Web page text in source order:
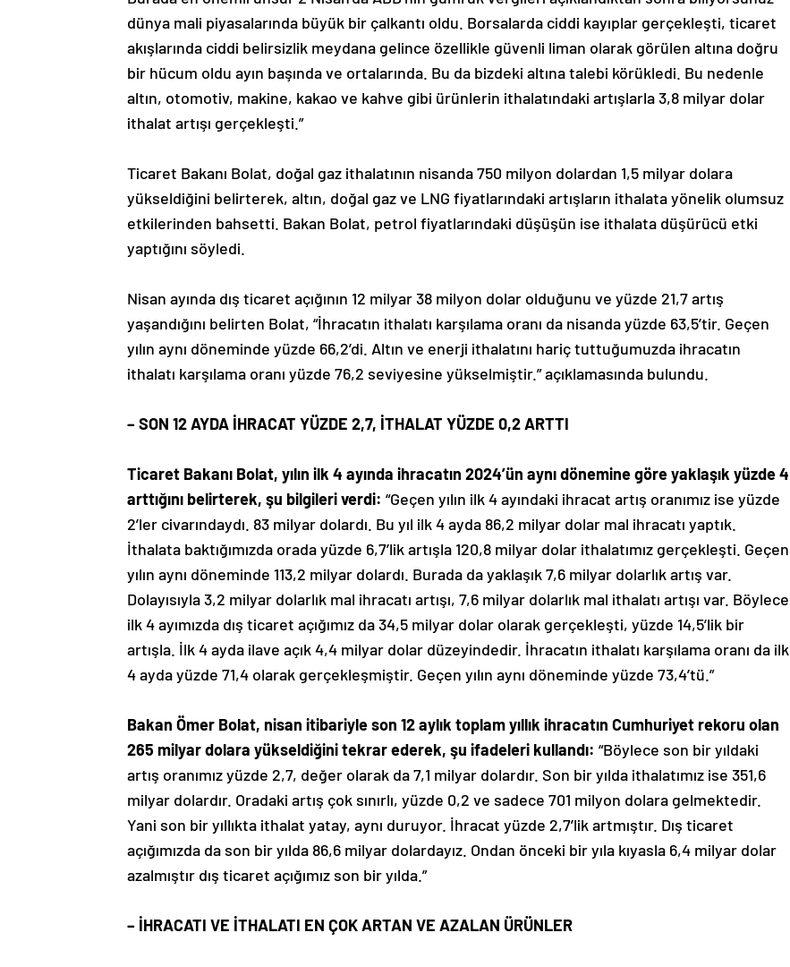
dünya mali piyasalarında büyük bir çalkantı oldu. Borsalarda ciddi kayıplar gerçekleşti, ticaret
akışlarında ciddi belirsizlik meydana gelince özellikle güvenli liman olarak görülen altına doğru
bir hücum oldu ayın başında ve ortalarında. Bu da bizdeki altına talebi körükledi. Bu nedenle
altın, otomotiv, makine, kakao ve kahve gibi ürünlerin ithalatındaki artışlarla 3,8 milyar dolar
ithalat artışı gerçekleşti.”
Ticaret Bakanı Bolat, doğal gaz ithalatının nisanda 750 milyon dolardan 1,5 milyar dolara
yükseldiğini belirterek, altın, doğal gaz ve LNG fiyatlarındaki artışların ithalata yönelik olumsuz
etkilerinden bahsetti. Bakan Bolat, petrol fiyatlarındaki düşüşün ise ithalata düşürücü etki
yaptığını söyledi.
Nisan ayında dış ticaret açığının 12 milyar 38 milyon dolar olduğunu ve yüzde 21,7 artış
yaşandığını belirten Bolat, “İhracatın ithalatı karşılama oranı da nisanda yüzde 63,5’tir. Geçen
yılın aynı döneminde yüzde 66,2’di. Altın ve enerji ithalatını hariç tuttuğumuzda ihracatın
ithalatı karşılama oranı yüzde 76,2 seviyesine yükselmiştir.” açıklamasında bulundu.
– SON 12 AYDA İHRACAT YÜZDE 2,7, İTHALAT YÜZDE 0,2 ARTTI
Ticaret Bakanı Bolat, yılın ilk 4 ayında ihracatın 2024’ün aynı dönemine göre yaklaşık yüzde 4
arttığını belirterek, şu bilgileri verdi: “Geçen yılın ilk 4 ayındaki ihracat artış oranımız ise yüzde
2’ler civarındaydı. 83 milyar dolardı. Bu yıl ilk 4 ayda 86,2 milyar dolar mal ihracatı yaptık.
İthalata baktığımızda orada yüzde 6,7’lik artışla 120,8 milyar dolar ithalatımız gerçekleşti. Geçen
yılın aynı döneminde 113,2 milyar dolardı. Burada da yaklaşık 7,6 milyar dolarlık artış var.
Dolayısıyla 3,2 milyar dolarlık mal ihracatı artışı, 7,6 milyar dolarlık mal ithalatı artışı var. Böylece
ilk 4 ayımızda dış ticaret açığımız da 34,5 milyar dolar olarak gerçekleşti, yüzde 14,5’lik bir
artışla. İlk 4 ayda ilave açık 4,4 milyar dolar düzeyindedir. İhracatın ithalatı karşılama oranı da ilk
4 ayda yüzde 71,4 olarak gerçekleşmiştir. Geçen yılın aynı döneminde yüzde 73,4’tü.”
Bakan Ömer Bolat, nisan itibariyle son 12 aylık toplam yıllık ihracatın Cumhuriyet rekoru olan
265 milyar dolara yükseldiğini tekrar ederek, şu ifadeleri kullandı: “Böylece son bir yıldaki
artış oranımız yüzde 2,7, değer olarak da 7,1 milyar dolardır. Son bir yılda ithalatımız ise 351,6
milyar dolardır. Oradaki artış çok sınırlı, yüzde 0,2 ve sadece 701 milyon dolara gelmektedir.
Yani son bir yıllıkta ithalat yatay, aynı duruyor. İhracat yüzde 2,7’lik artmıştır. Dış ticaret
açığımızda da son bir yılda 86,6 milyar dolardayız. Ondan önceki bir yıla kıyasla 6,4 milyar dolar
azalmıştır dış ticaret açığımız son bir yılda.”
– İHRACATI VE İTHALATI EN ÇOK ARTAN VE AZALAN ÜRÜNLER